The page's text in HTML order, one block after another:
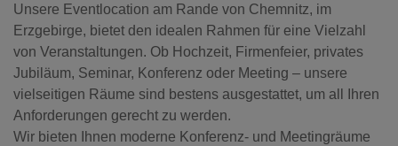
Unsere Eventlocation am Rande von Chemnitz, im
Erzgebirge, bietet den idealen Rahmen für eine Vielzahl
von Veranstaltungen. Ob Hochzeit, Firmenfeier, privates
Jubiläum, Seminar, Konferenz oder Meeting – unsere
vielseitigen Räume sind bestens ausgestattet, um all Ihren
Anforderungen gerecht zu werden.
Wir bieten Ihnen moderne Konferenz- und Meetingräume